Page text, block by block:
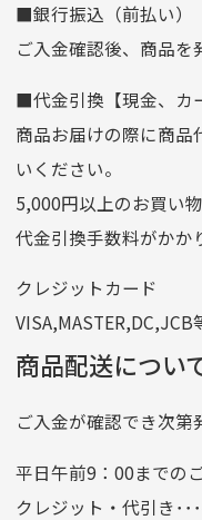
口座種別
普通
口座番号
口座名義
株
ゆうちょ間
記号
14710
他銀行から
店名
四
店番
478
預金種目
普通
口座番号
口座名義
株式
■銀行振込（前払い）
ご入金確認後、商品を
■代金引換【現金、カ
商品お届けの際に商品
いください。
5,000円以上のお買い
代金引換手数料がかか
クレジットカード
VISA,MASTER,DC,JCB
商品配送につい
ご入金が確認でき次第
平日午前9：00までの
クレジット・代引き･